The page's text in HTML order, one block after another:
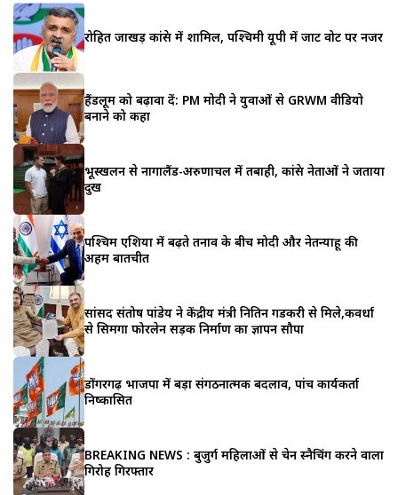
रोहित जाखड़ कांग्रेस में शामिल, पश्चिमी यूपी में जाट वोट पर नजर
हैंडलूम को बढ़ावा दें: PM मोदी ने युवाओं से GRWM वीडियो
बनाने को कहा
भूस्खलन से नागालैंड-अरुणाचल में तबाही, कांग्रेस नेताओं ने जताया
दुख
पश्चिम एशिया में बढ़ते तनाव के बीच मोदी और नेतन्याहू की
अहम बातचीत
सांसद संतोष पांडेय ने केंद्रीय मंत्री नितिन गडकरी से मिले,कवर्धा
से सिमगा फोरलेन सड़क निर्माण का ज्ञापन सौपा
डोंगरगढ़ भाजपा में बड़ा संगठनात्मक बदलाव, पांच कार्यकर्ता
निष्कासित
BREAKING NEWS : बुजुर्ग महिलाओं से चेन स्नैचिंग करने वाला
गिरोह गिरफ्तार